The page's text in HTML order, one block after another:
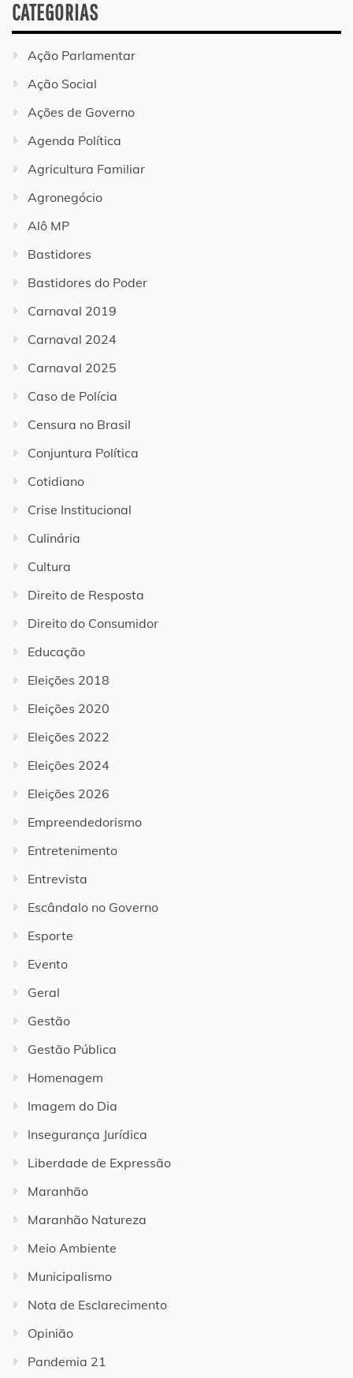
CATEGORIAS
Ação Parlamentar
Ação Social
Ações de Governo
Agenda Política
Agricultura Familiar
Agronegócio
Alô MP
Bastidores
Bastidores do Poder
Carnaval 2019
Carnaval 2024
Carnaval 2025
Caso de Polícia
Censura no Brasil
Conjuntura Política
Cotidiano
Crise Institucional
Culinária
Cultura
Direito de Resposta
Direito do Consumidor
Educação
Eleições 2018
Eleições 2020
Eleições 2022
Eleições 2024
Eleições 2026
Empreendedorismo
Entretenimento
Entrevista
Escândalo no Governo
Esporte
Evento
Geral
Gestão
Gestão Pública
Homenagem
Imagem do Dia
Insegurança Jurídica
Liberdade de Expressão
Maranhão
Maranhão Natureza
Meio Ambiente
Municipalismo
Nota de Esclarecimento
Opinião
Pandemia 21